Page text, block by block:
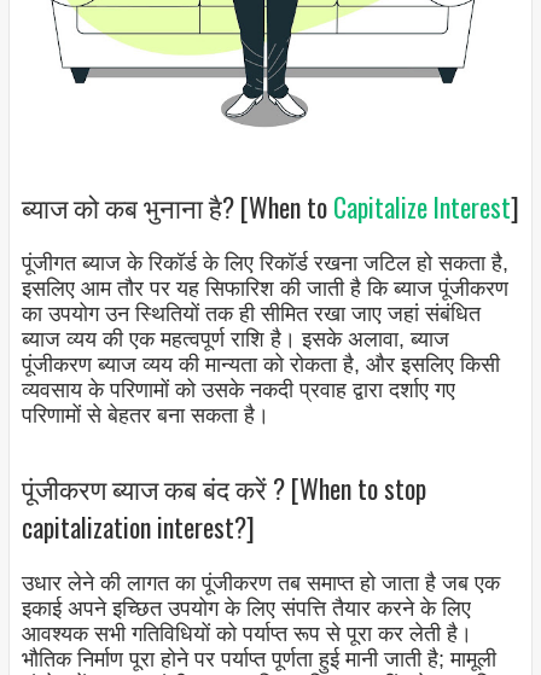
ब्याज को कब भुनाना है? [When toCapitalize Interest]
पूंजीगत ब्याज के रिकॉर्ड के लिए रिकॉर्ड रखना जटिल हो सकता है,
इसलिए आम तौर पर यह सिफारिश की जाती है कि ब्याज पूंजीकरण
का उपयोग उन स्थितियों तक ही सीमित रखा जाए जहां संबंधित
ब्याज व्यय की एक महत्वपूर्ण राशि है। इसके अलावा, ब्याज
पूंजीकरण ब्याज व्यय की मान्यता को रोकता है, और इसलिए किसी
व्यवसाय के परिणामों को उसके नकदी प्रवाह द्वारा दर्शाए गए
परिणामों से बेहतर बना सकता है।
पूंजीकरण ब्याज कब बंद करें ? [When to stop
capitalization interest?]
उधार लेने की लागत का पूंजीकरण तब समाप्त हो जाता है जब एक
इकाई अपने इच्छित उपयोग के लिए संपत्ति तैयार करने के लिए
आवश्यक सभी गतिविधियों को पर्याप्त रूप से पूरा कर लेती है।
भौतिक निर्माण पूरा होने पर पर्याप्त पूर्णता हुई मानी जाती है; मामूली